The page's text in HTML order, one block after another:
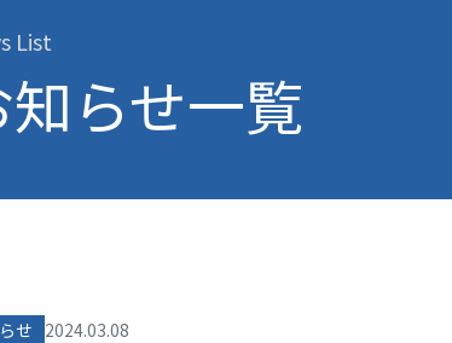
List
知らせ一覧
せ 2024.03.08